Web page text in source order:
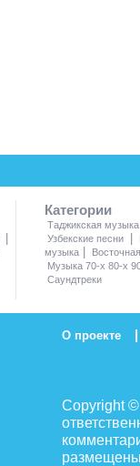
|
Категории
Таджикская музыка
Узбекские песни
|
музыка |
Музыка 70-х 80-х
Саундтреки
О проекте |
Copyright
размещены